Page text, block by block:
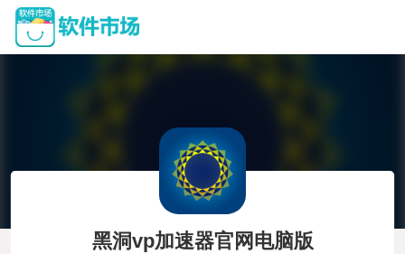
黑洞vp加速器官网电脑版